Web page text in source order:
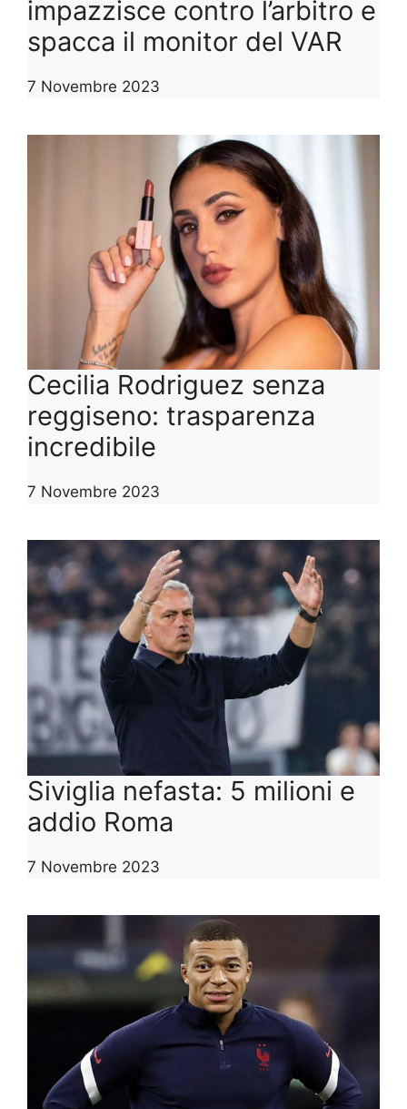
impazzisce contro l’arbitro e
spacca il monitor del VAR
7 Novembre 2023
Cecilia Rodriguez senza
reggiseno: trasparenza
incredibile
7 Novembre 2023
Siviglia nefasta: 5 milioni e
addio Roma
7 Novembre 2023